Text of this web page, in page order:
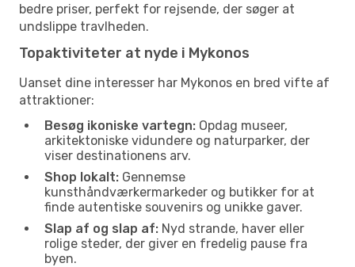
bedre priser, perfekt for rejsende, der søger at
undslippe travlheden.
Topaktiviteter at nyde i Mykonos
Uanset dine interesser har Mykonos en bred vifte af
attraktioner:
Besøg ikoniske vartegn: Opdag museer,
arkitektoniske vidundere og naturparker, der
viser destinationens arv.
Shop lokalt: Gennemse
kunsthåndværkermarkeder og butikker for at
finde autentiske souvenirs og unikke gaver.
Slap af og slap af: Nyd strande, haver eller
rolige steder, der giver en fredelig pause fra
byen.